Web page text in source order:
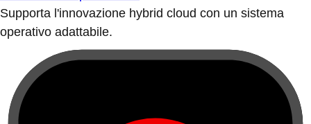
Supporta l'innovazione hybrid cloud con un sistema
operativo adattabile.